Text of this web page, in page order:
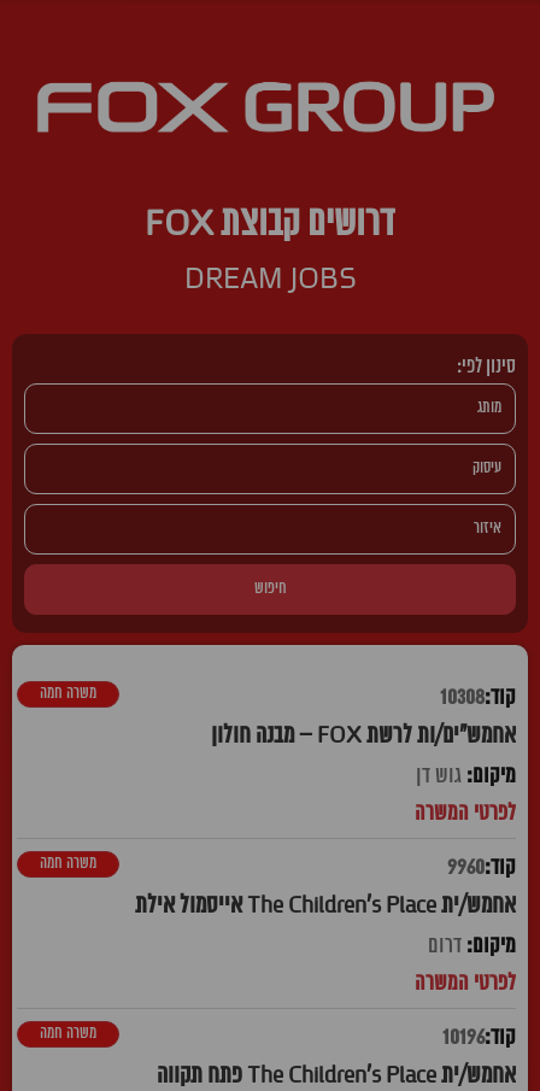
דרושים קבוצת FOX
DREAM JOBS
סינון לפי:
חיפוש
10308
אחמש"ים/ות לרשת FOX – מבנה חולון
משרה חמה
גוש דן
9960
אחמש/ית The Children's Place אייסמול אילת
משרה חמה
דרום
10196
אחמש/ית The Children's Place פתח תקווה
משרה חמה